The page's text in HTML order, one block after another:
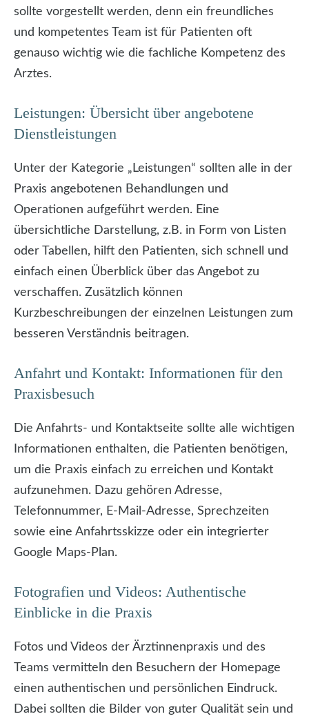
sollte vorgestellt werden, denn ein freundliches
und kompetentes Team ist für Patienten oft
genauso wichtig wie die fachliche Kompetenz des
Arztes.
Leistungen: Übersicht über angebotene
Dienstleistungen
Unter der Kategorie „Leistungen“ sollten alle in der
Praxis angebotenen Behandlungen und
Operationen aufgeführt werden. Eine
übersichtliche Darstellung, z.B. in Form von Listen
oder Tabellen, hilft den Patienten, sich schnell und
einfach einen Überblick über das Angebot zu
verschaffen. Zusätzlich können
Kurzbeschreibungen der einzelnen Leistungen zum
besseren Verständnis beitragen.
Anfahrt und Kontakt: Informationen für den
Praxisbesuch
Die Anfahrts- und Kontaktseite sollte alle wichtigen
Informationen enthalten, die Patienten benötigen,
um die Praxis einfach zu erreichen und Kontakt
aufzunehmen. Dazu gehören Adresse,
Telefonnummer, E-Mail-Adresse, Sprechzeiten
sowie eine Anfahrtsskizze oder ein integrierter
Google Maps-Plan.
Fotografien und Videos: Authentische
Einblicke in die Praxis
Fotos und Videos der Ärztinnenpraxis und des
Teams vermitteln den Besuchern der Homepage
einen authentischen und persönlichen Eindruck.
Dabei sollten die Bilder von guter Qualität sein und